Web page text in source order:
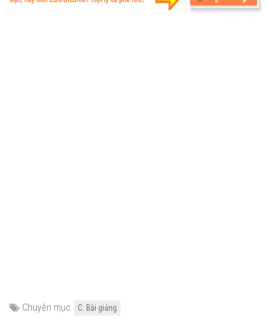
Chuyên mục:
C. Bài giảng